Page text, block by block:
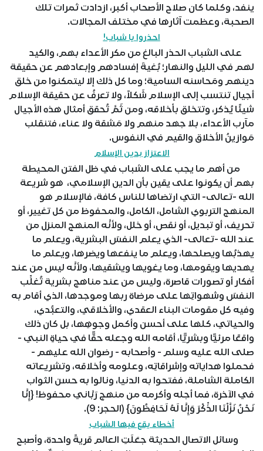
ينفد، وكلما كان صلاح الأصحاب أكبر، ازدادت ثمرات تلك
الصحبة، وعظمت آثارها في مختلف المجالات.
احذروا يا شباب!
على الشباب الحذر البالغ من مكر الأعداء بهم، والكيد
لهم في الليل والنهار؛ بُغيةَ إفسادهم وإبعادهم عن حقيقة
دينهم ومَحاسنه السامية؛ وما كل ذلك إلا ليتمكنوا من خلق
أجيال تنتسب إلى الإسلام شَكلاً، ولا تعرفُ عن حقيقة الإسلام
شيئًا يُذكر، وتتخلق بأخلاقه، ومن ثَمَّ تُحقق أمثال هذه الأجيال
مآرب الأعداء، بلا جهد منهم ولا مَشقة ولا عناء، فتنقلب
مَوازينُ الأخلاق والقيم في النفوس.
الاعتزاز بدين الإسلام
من أهم ما يجب على الشباب في ظل الفتن المحيطة
بهم أن يكونوا على يقين بأن الدين الإسلامي، هو شريعة
الله -تعالى- التي ارتضاها للناس كافة، فالإسلام هو
المنهج التربوي الشامل، الكامل، والمحفوظ من كل تغيير، أو
تحريف، أو تبديل، أو نقص، أو خلل، ولأنَّه المنهج المنزل من
عند الله -تعالى- الذي يعلم النفسَ البشرية، ويعلم ما
يهذبُها ويصلحها، ويعلم ما ينفعها ويضرها، ويعلم ما
يهديها ويقومها، وما يغويها ويشقيها، ولأنَّه ليس من عند
أفكار أو تصورات قاصرة، وليس من عند مناهج بشرية تُغلِّب
النفسَ وشهواتِها على مرضاة ربها وموجدها، الذي أقام به
وفيه كل مقومات البناء العقدي، والأخلاقي، والتعبُّدي،
والحياتي، كلها على أحسن وأكمل وجوهِها، بل كان ذلك
واقعًا مرئيًّا وبشريًّا، أقامه الله وجعله حقًّا في حياةِ النبي -
صلى الله عليه وسلم - وأصحابه - رضوان الله عليهم -
فحملوا هداياته وإشراقاتِه، وعلومه وأخلاقه، وتشريعاته
الكاملة الشاملة، ففتحوا به الدنيا، ونالوا به حسن الثواب
في الآخرة، فما أجله وأكرمه من منهج رَبَّاني محفوظ! {إِنَّا
نَحْنُ نَزَّلْنَا الذِّكْرَ وَإِنَّا لَهُ لَحَافِظُونَ} (الحجر: 9).
أخطاء يقع فيها الشباب
وسائل الاتصال الحديثة جعَلَتِ العالم قريةً واحدة، وأصبح